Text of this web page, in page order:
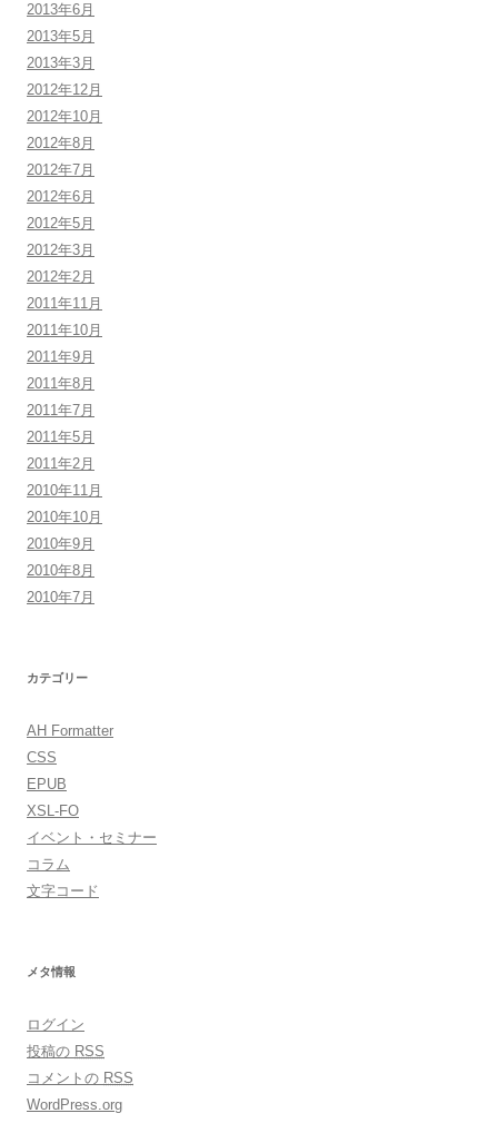
2013年6月
2013年5月
2013年3月
2012年12月
2012年10月
2012年8月
2012年7月
2012年6月
2012年5月
2012年3月
2012年2月
2011年11月
2011年10月
2011年9月
2011年8月
2011年7月
2011年5月
2011年2月
2010年11月
2010年10月
2010年9月
2010年8月
2010年7月
カテゴリー
AH Formatter
CSS
EPUB
XSL-FO
イベント・セミナー
コラム
文字コード
メタ情報
ログイン
投稿の RSS
コメントの RSS
WordPress.org